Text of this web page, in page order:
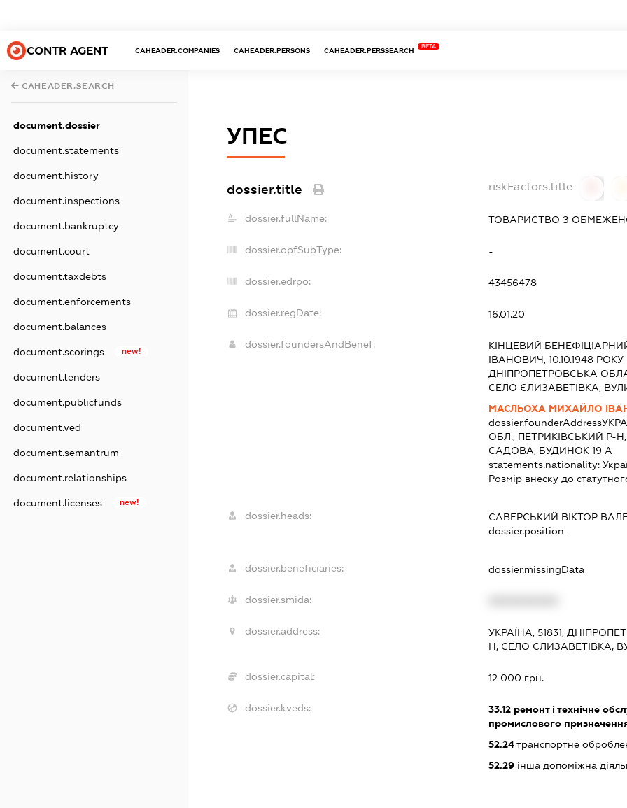
CONTR AGENT CAHEADER.COMPANIES CAHEADER.PERSONS CAHEADER.PERSSEARCH
BETA
CAHEADER.SEARCH
document.dossier
document.statements
document.history
document.inspections
document.bankruptcy
document.court
document.taxdebts
document.enforcements
document.balances
document.scorings new!
document.tenders
document.publicfunds
document.ved
document.semantrum
document.relationships
document.licenses new!
УПЕС
dossier.title riskFactors.title
dossier.fullName: ТОВАРИСТВО З
dossier.opfSubType: -
dossier.edrpo: 43456478
dossier.regDate: 16.01.20
dossier.foundersAndBenef:
КІНЦЕВИЙ
ІВАНОВИЧ, 10.10.1948
ДНІПРОПЕТРОВСЬКА
СЕЛО ЄЛИЗАВЕТІВКА,
МАСЛЬОХА МИХАЙЛО
dossier.founderAddress
ОБЛ., ПЕТРИКІВСЬКИЙ Р-
САДОВА, БУДИНОК 19 А
statements.nationality:
Розмір внеску до
dossier.heads: САВЕРСЬКИЙ ВІКТОР
dossier.position -
dossier.beneficiaries: dossier.missingData
dossier.smida:
dossier.address:
УКРАЇНА, 51831,
Н, СЕЛО ЄЛИЗАВЕТІВКА,
dossier.capital: 12 000 грн.
dossier.kveds: 33.12ремонт і технічне
промислового
52.24транспортне
52.29інша допоміжна